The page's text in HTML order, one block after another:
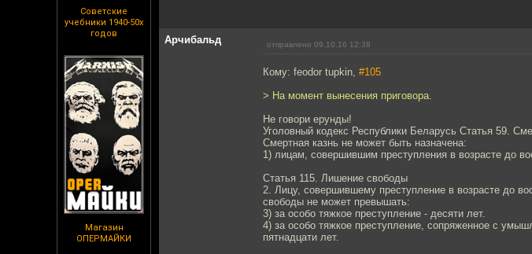
Советские
учебники 1940-50х
годов
Магазин
ОПЕРМАЙКИ
Арчибальд отправлено 09.10.16 12:38
Кому: feodor tupkin, #105
> На момент вынесения приговора.
Не говори ерунды!
Уголовный кодекс Республики Беларусь Статья 59.
Смертная казнь не может быть назначена:
1) лицам, совершившим преступления в возрасте до
Статья 115. Лишение свободы
2. Лицу, совершившему преступление в возрасте до
свободы не может превышать:
3) за особо тяжкое преступление - десяти лет.
4) за особо тяжкое преступление, сопряженное с
пятнадцати лет.